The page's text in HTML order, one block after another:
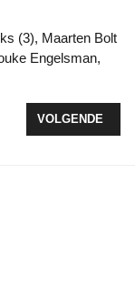
(3), Maarten Bolt
Engelsman,
DAG VOL
VOLGENDE
VOLGENDE